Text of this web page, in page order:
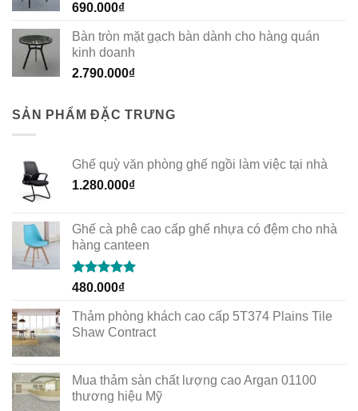
690.000₫
Bàn tròn mặt gạch bàn dành cho hàng quán
kinh doanh
2.790.000₫
SẢN PHẨM ĐẶC TRƯNG
Ghế quỳ văn phòng ghế ngồi làm việc tại nhà
1.280.000₫
Ghế cà phê cao cấp ghế nhựa có đệm cho nhà
hàng canteen
Rated5.00
480.000₫
Thảm phòng khách cao cấp 5T374 Plains Tile
Shaw Contract
Mua thảm sàn chất lượng cao Argan 01100
thương hiệu Mỹ